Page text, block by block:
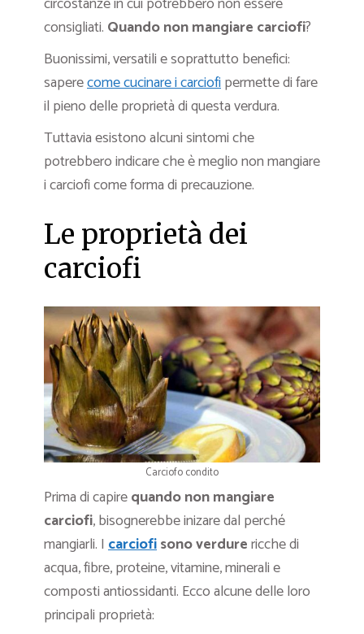
consigliati. Quando non mangiare carciofi?
Buonissimi, versatili e soprattutto benefici:
saperecome cucinare i carciofipermette di fare
il pieno delle proprietà di questa verdura.
Tuttavia esistono alcuni sintomi che
potrebbero indicare che è meglio non mangiare
i carciofi come forma di precauzione.
Le proprietà dei
carciofi
Carciofo condito
Prima di capirequando non mangiare
carciofi, bisognerebbe inizare dal perché
mangiarli. I carciofisono verdurericche di
acqua, fibre, proteine, vitamine, minerali e
composti antiossidanti. Ecco alcune delle loro
principali proprietà: